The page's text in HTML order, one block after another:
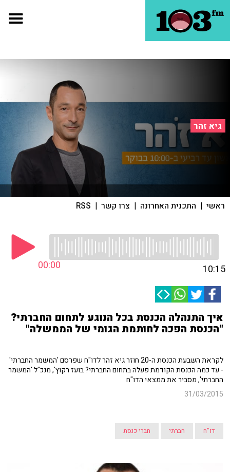
גיא זהר
ראשי | התכנית האחרונה | צרו קשר |
RSS
00:00 10:15
איך התנהלה הכנסת בכל הנוגע לתחום החברתי?
"הכנסת הפכה לחותמת הגומי של הממשלה"
לקראת השבעת הכנסת ה-20 חוזר גיא זהר לדו"ח שפרסם 'המשמר החברתי'
- עד כמה הכנסת הקודמת פעלה בתחום החברתי? בועז רקוץ', מנכ"ל 'המשמר
החברתי', מסביר את ממצאי הדו"ח
31/03/2015
דו"ח חברתי חברי כנסת